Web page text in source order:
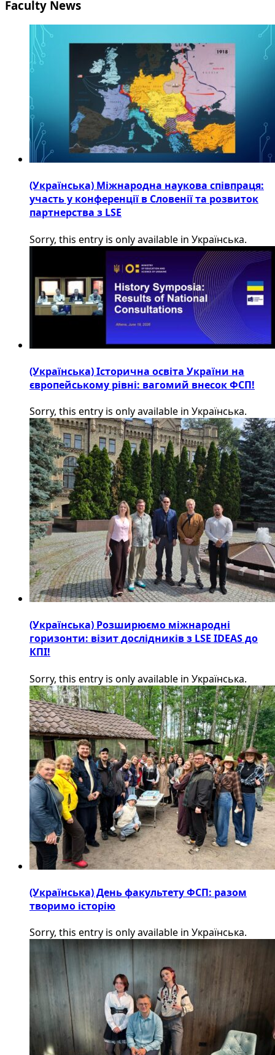
Faculty News
(Українська) Міжнародна наукова співпраця:
участь у конференції в Словенії та розвиток
партнерства з LSE
Sorry, this entry is only available in Українська.
(Українська) Історична освіта України на
європейському рівні: вагомий внесок ФСП!
Sorry, this entry is only available in Українська.
(Українська) Розширюємо міжнародні
горизонти: візит дослідників з LSE IDEAS до
КПІ!
Sorry, this entry is only available in Українська.
(Українська) День факультету ФСП: разом
творимо історію
Sorry, this entry is only available in Українська.